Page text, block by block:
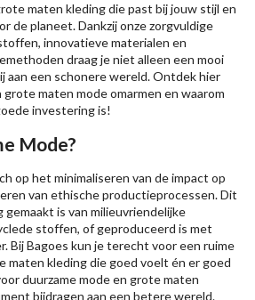
maten kleding die past bij jouw stijl en
de planeet. Dankzij onze zorgvuldige
innovatieve materialen en
draag je niet alleen een mooi
aan een schonere wereld. Ontdek hier
grote maten mode omarmen en waarom
investering is!
Mode?
op het minimaliseren van de impact op
van ethische productieprocessen. Dit
is van milieuvriendelijke
stoffen, of geproduceerd is met
Bij Bagoes kun je terecht voor een ruime
maten kleding die goed voelt én er goed
duurzame mode en grote maten
bijdragen aan een betere wereld.